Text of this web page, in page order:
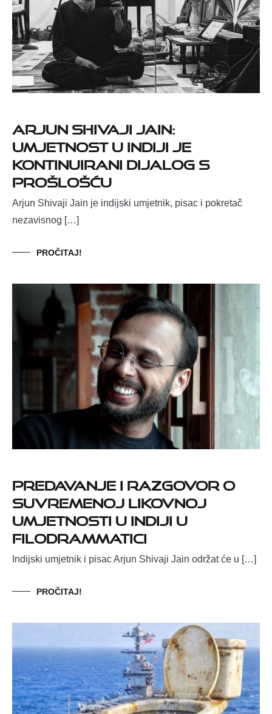
Arjun Shivaji Jain:
Umjetnost u Indiji je
kontinuirani dijalog s
prošlošću
Arjun Shivaji Jain je indijski umjetnik, pisac i pokretač
nezavisnog […]
PROČITAJ!
Predavanje i razgovor o
suvremenoj likovnoj
umjetnosti u Indiji u
Filodrammatici
Indijski umjetnik i pisac Arjun Shivaji Jain održat će u […]
PROČITAJ!